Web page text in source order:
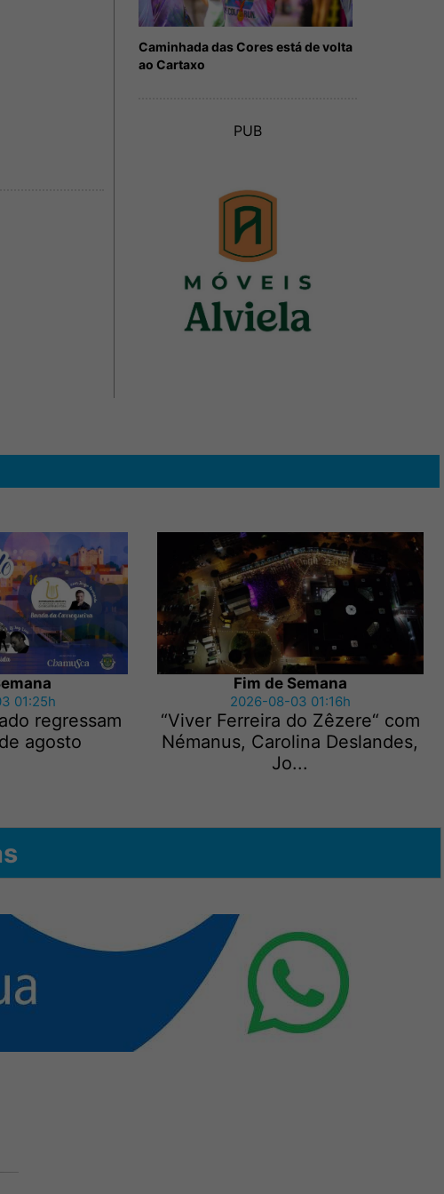
Caminhada das Cores está de volta
ao Cartaxo
PUB
01:25h
regressam
agosto
Fim de Semana
2026-08-03 01:16h
“Viver Ferreira do Zêzere“ com
Némanus, Carolina Deslandes,
Jo...